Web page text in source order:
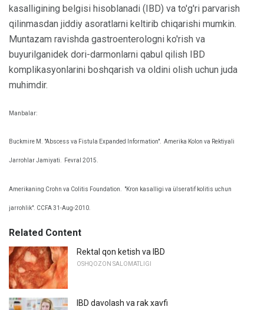
kasalligining belgisi hisoblanadi (IBD) va to'g'ri parvarish
qilinmasdan jiddiy asoratlarni keltirib chiqarishi mumkin.
Muntazam ravishda gastroenterologni ko'rish va
buyurilganidek dori-darmonlarni qabul qilish IBD
komplikasyonlarini boshqarish va oldini olish uchun juda
muhimdir.
Manbalar:
Buckmire M. "Abscess va Fistula Expanded Information". Amerika Kolon va Rektiyali
Jarrohlar Jamiyati. Fevral 2015.
Amerikaning Crohn va Colitis Foundation. "Kron kasalligi va ülseratif kolitis uchun
jarrohlik". CCFA 31-Aug-2010.
Related Content
Rektal qon ketish va IBD
OSHQOZON SALOMATLIGI
IBD davolash va rak xavfi